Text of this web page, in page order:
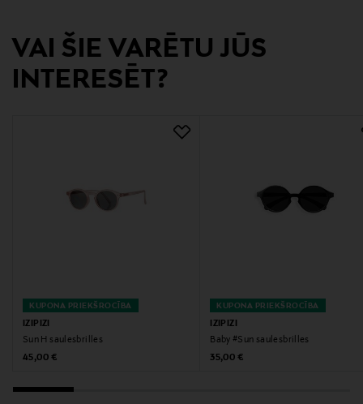
ĶĪNA
Ražotāja daļas numurs
info@bluebaum.com
Atslēgvārdi
VAI ŠIE VARĒTU JŪS
INTERESĒT?
KUPONA PRIEKŠROCĪBA
IZIPIZI
Sun H saulesbrilles
Original Price
45,00 €
KUPONA PRIEKŠROCĪBA
IZIPIZI
Baby #Sun saulesbrilles
Original Price
35,00 €